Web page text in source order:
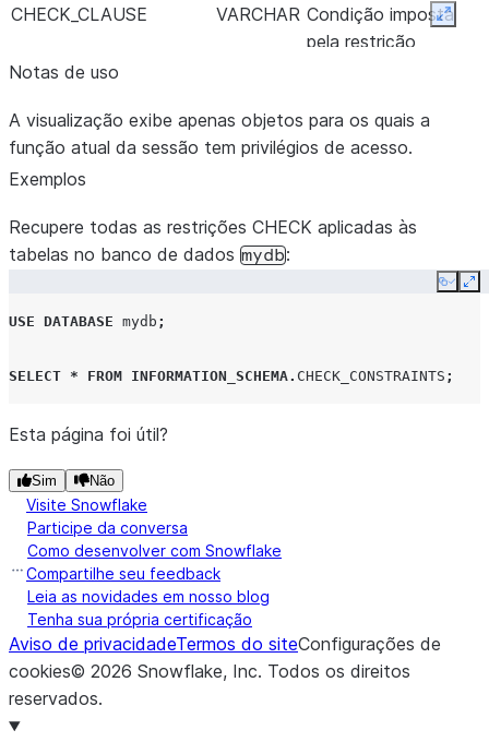
CHECK_CLAUSE VARCHAR Condição imposta
pela restrição
Notas de uso
A visualização exibe apenas objetos para os quais a
função atual da sessão tem privilégios de acesso.
Exemplos
Recupere todas as restrições CHECK aplicadas às
tabelas no banco de dados mydb:
Copy
USE DATABASE mydb ;
SELECT * FROM INFORMATION_SCHEMA. CHECK_CONSTRAINTS ;
Esta página foi útil?
Sim Não
Visite Snowflake
Participe da conversa
Como desenvolver com Snowflake
Compartilhe seu feedback
Leia as novidades em nosso blog
Tenha sua própria certificação
Aviso de privacidadeTermos do siteConfigurações de
cookies© 2026 Snowflake, Inc. Todos os direitos
reservados.